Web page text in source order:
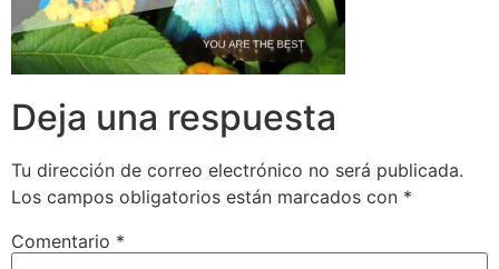
Deja una respuesta
Tu dirección de correo electrónico no será publicada.
Los campos obligatorios están marcados con *
Comentario *